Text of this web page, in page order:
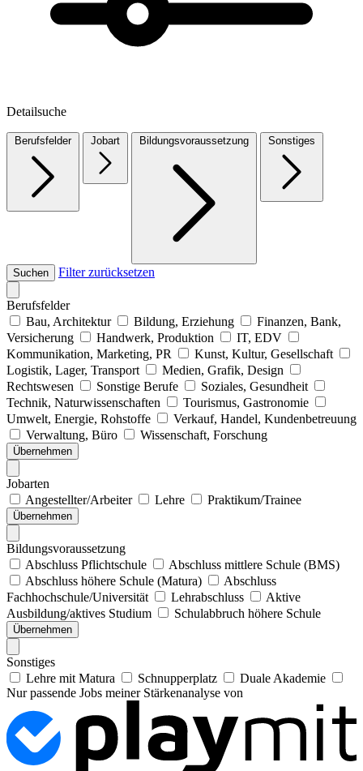
Detailsuche
Berufsfelder Jobart Bildungsvoraussetzung Sonstiges
Suchen Filter zurücksetzen
Berufsfelder
Bau, Architektur
Bildung, Erziehung
Finanzen, Bank,
Versicherung
Handwerk, Produktion
IT, EDV
Kommunikation, Marketing, PR
Kunst, Kultur, Gesellschaft
Logistik, Lager, Transport
Medien, Grafik, Design
Rechtswesen
Sonstige Berufe
Soziales, Gesundheit
Technik, Naturwissenschaften
Tourismus, Gastronomie
Umwelt, Energie, Rohstoffe
Verkauf, Handel, Kundenbetreuung
Verwaltung, Büro
Wissenschaft, Forschung
Übernehmen
Jobarten
Angestellter/Arbeiter
Lehre Praktikum/Trainee
Übernehmen
Bildungsvoraussetzung
Abschluss Pflichtschule
Abschluss mittlere Schule (BMS)
Abschluss höhere Schule (Matura)
Abschluss
Fachhochschule/Universität
Lehrabschluss
Aktive
Ausbildung/aktives Studium
Schulabbruch höhere Schule
Übernehmen
Sonstiges
Lehre mit Matura
Schnupperplatz
Duale Akademie
Nur passende Jobs meiner Stärkenanalyse von